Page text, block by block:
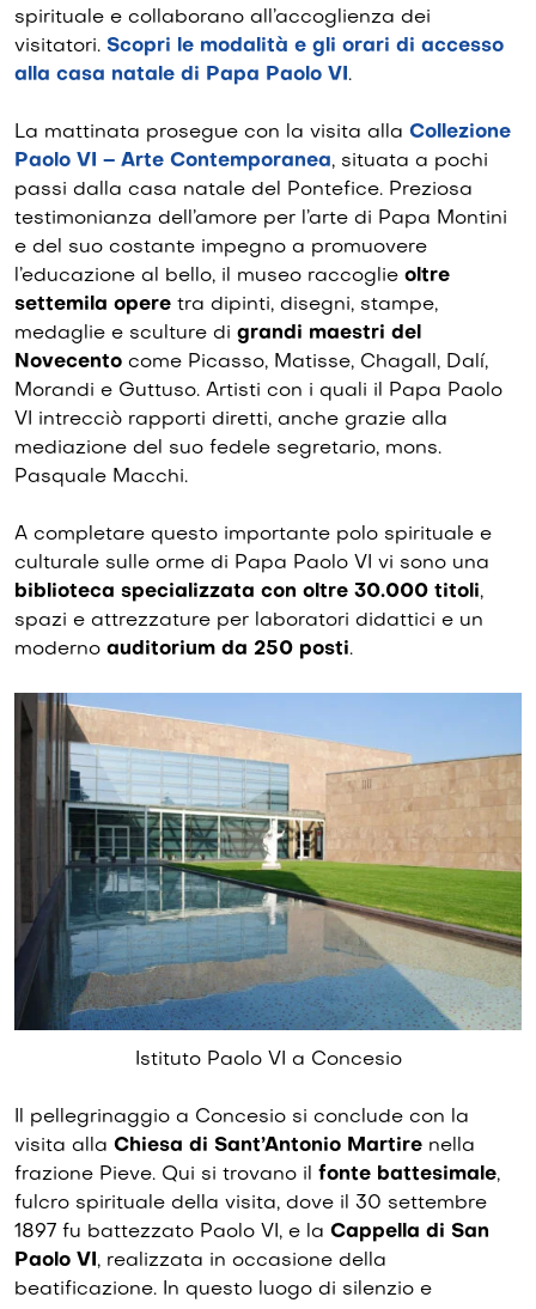
spirituale e collaborano all’accoglienza dei
visitatori. Scopri le modalità e gli orari di accesso
alla casa natale di Papa Paolo VI.
La mattinata prosegue con la visita alla Collezione
Paolo VI – Arte Contemporanea, situata a pochi
passi dalla casa natale del Pontefice. Preziosa
testimonianza dell’amore per l’arte di Papa Montini
e del suo costante impegno a promuovere
l’educazione al bello, il museo raccoglie oltre
settemila opere tra dipinti, disegni, stampe,
medaglie e sculture di grandi maestri del
Novecento come Picasso, Matisse, Chagall, Dalí,
Morandi e Guttuso. Artisti con i quali il Papa Paolo
VI intrecciò rapporti diretti, anche grazie alla
mediazione del suo fedele segretario, mons.
Pasquale Macchi.
A completare questo importante polo spirituale e
culturale sulle orme di Papa Paolo VI vi sono una
biblioteca specializzata con oltre 30.000 titoli,
spazi e attrezzature per laboratori didattici e un
moderno auditorium da 250 posti.
Istituto Paolo VI a Concesio
Il pellegrinaggio a Concesio si conclude con la
visita alla Chiesa di Sant’Antonio Martire nella
frazione Pieve. Qui si trovano il fonte battesimale,
fulcro spirituale della visita, dove il 30 settembre
1897 fu battezzato Paolo VI, e la Cappella di San
Paolo VI, realizzata in occasione della
beatificazione. In questo luogo di silenzio e